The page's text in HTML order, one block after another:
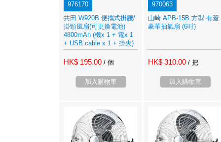
976170
共田 W920B 便攜式掛腰/
掛頸風扇(可更換電池)
4800mAh (機x 1 + 電x 1
+ USB cable x 1 + 掛夾)
HK$ 195.00 / 個
加入購物車
970063
山崎 APB-15B 方型 有蓋
豪華抽氣扇 (6吋)
HK$ 310.00 / 把
加入購物車